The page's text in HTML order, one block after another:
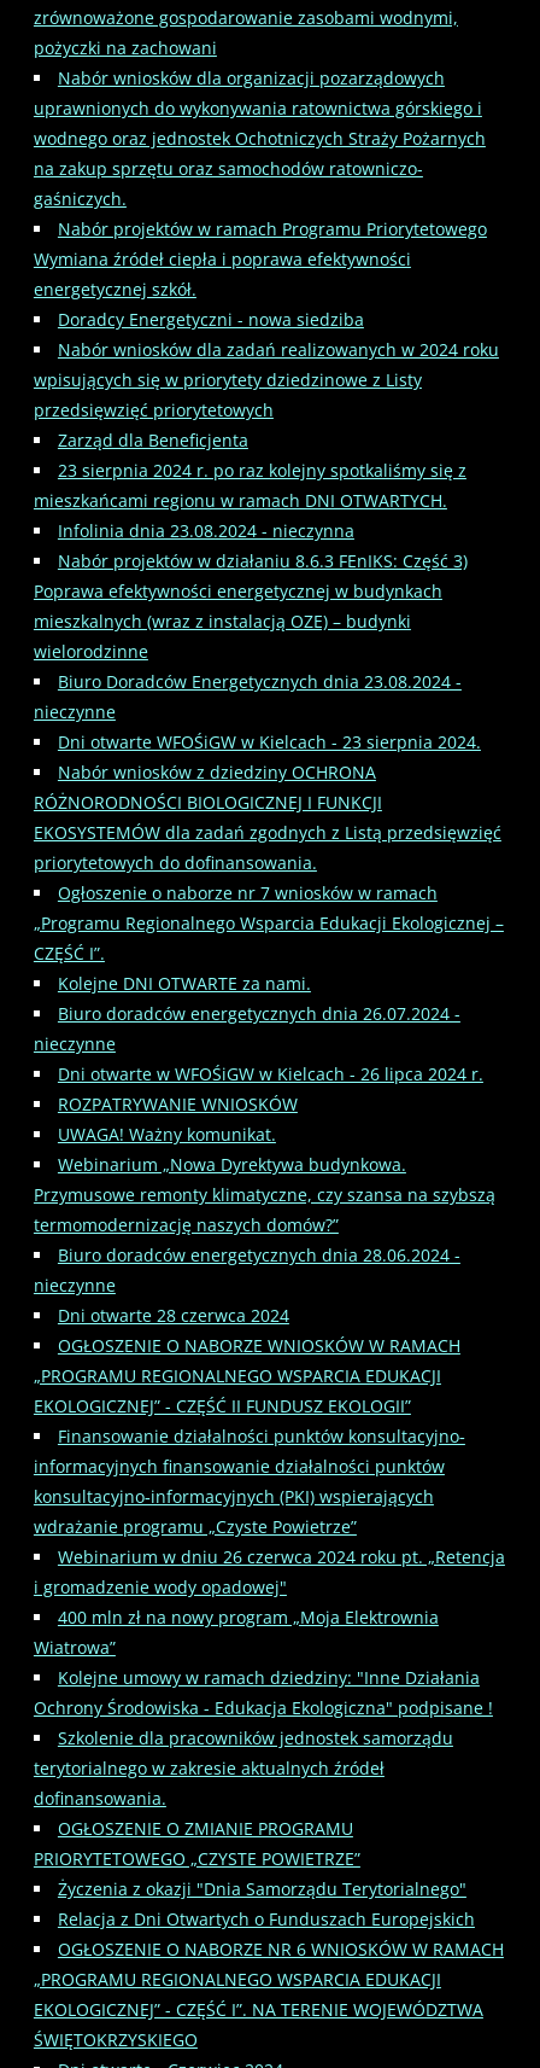
zrównoważone gospodarowanie zasobami wodnymi,
pożyczki na zachowani
Nabór wniosków dla organizacji pozarządowych
uprawnionych do wykonywania ratownictwa górskiego i
wodnego oraz jednostek Ochotniczych Straży Pożarnych
na zakup sprzętu oraz samochodów ratowniczo-
gaśniczych.
Nabór projektów w ramach Programu Priorytetowego
Wymiana źródeł ciepła i poprawa efektywności
energetycznej szkół.
Doradcy Energetyczni - nowa siedziba
Nabór wniosków dla zadań realizowanych w 2024 roku
wpisujących się w priorytety dziedzinowe z Listy
przedsięwzięć priorytetowych
Zarząd dla Beneficjenta
23 sierpnia 2024 r. po raz kolejny spotkaliśmy się z
mieszkańcami regionu w ramach DNI OTWARTYCH.
Infolinia dnia 23.08.2024 - nieczynna
Nabór projektów w działaniu 8.6.3 FEnIKS: Część 3)
Poprawa efektywności energetycznej w budynkach
mieszkalnych (wraz z instalacją OZE) – budynki
wielorodzinne
Biuro Doradców Energetycznych dnia 23.08.2024 -
nieczynne
Dni otwarte WFOŚiGW w Kielcach - 23 sierpnia 2024.
Nabór wniosków z dziedziny OCHRONA
RÓŻNORODNOŚCI BIOLOGICZNEJ I FUNKCJI
EKOSYSTEMÓW dla zadań zgodnych z Listą przedsięwzięć
priorytetowych do dofinansowania.
Ogłoszenie o naborze nr 7 wniosków w ramach
„Programu Regionalnego Wsparcia Edukacji Ekologicznej –
CZĘŚĆ I”.
Kolejne DNI OTWARTE za nami.
Biuro doradców energetycznych dnia 26.07.2024 -
nieczynne
Dni otwarte w WFOŚiGW w Kielcach - 26 lipca 2024 r.
ROZPATRYWANIE WNIOSKÓW
UWAGA! Ważny komunikat.
Webinarium „Nowa Dyrektywa budynkowa.
Przymusowe remonty klimatyczne, czy szansa na szybszą
termomodernizację naszych domów?”
Biuro doradców energetycznych dnia 28.06.2024 -
nieczynne
Dni otwarte 28 czerwca 2024
OGŁOSZENIE O NABORZE WNIOSKÓW W RAMACH
„PROGRAMU REGIONALNEGO WSPARCIA EDUKACJI
EKOLOGICZNEJ” - CZĘŚĆ II FUNDUSZ EKOLOGII”
Finansowanie działalności punktów konsultacyjno‐
informacyjnych finansowanie działalności punktów
konsultacyjno‐informacyjnych (PKI) wspierających
wdrażanie programu „Czyste Powietrze”
Webinarium w dniu 26 czerwca 2024 roku pt. „Retencja
i gromadzenie wody opadowej"
400 mln zł na nowy program „Moja Elektrownia
Wiatrowa”
Kolejne umowy w ramach dziedziny: "Inne Działania
Ochrony Środowiska - Edukacja Ekologiczna" podpisane !
Szkolenie dla pracowników jednostek samorządu
terytorialnego w zakresie aktualnych źródeł
dofinansowania.
OGŁOSZENIE O ZMIANIE PROGRAMU
PRIORYTETOWEGO „CZYSTE POWIETRZE”
Życzenia z okazji "Dnia Samorządu Terytorialnego"
Relacja z Dni Otwartych o Funduszach Europejskich
OGŁOSZENIE O NABORZE NR 6 WNIOSKÓW W RAMACH
„PROGRAMU REGIONALNEGO WSPARCIA EDUKACJI
EKOLOGICZNEJ” - CZĘŚĆ I”. NA TERENIE WOJEWÓDZTWA
ŚWIĘTOKRZYSKIEGO